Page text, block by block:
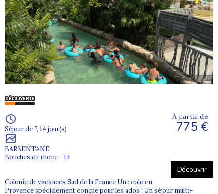
Séjour de 7, 14 jour(s)
BARBENTANE
Bouches du rhone - 13
À partir de
775 €
Découvrir
Colonie de vacances Sud de la France Une colo en
Provence spécialement conçue pour les ados ! Un séjour multi-